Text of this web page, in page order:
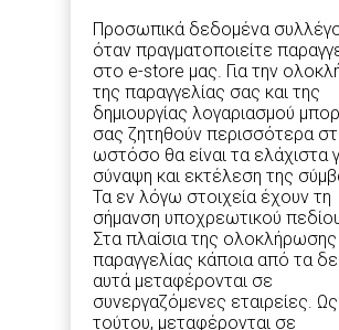
Προσωπικά δεδομένα
όταν πραγματοποιείτε
στο e-store μας. Για την
της παραγγελίας σας και της
δημιουργίας λογαριασμού
σας ζητηθούν περισσότερα
ωστόσο θα είναι τα ελάχιστα
σύναψη και εκτέλεση της
Τα εν λόγω στοιχεία έχουν τη
σήμανση υποχρεωτικού
Στα πλαίσια της ολοκλήρωσης
παραγγελίας κάποια από τα
αυτά μεταφέρονται σε
συνεργαζόμενες εταιρείες.
τούτου, μεταφέρονται σε